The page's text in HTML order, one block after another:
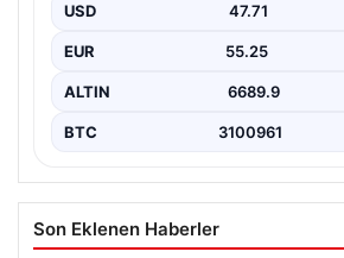
Beşiktaş Başkanı Serdal Adalı, futbol
önemli…
USD 47.71
EUR 55.25
ALTIN 6689.9
BTC 3100961
Son Eklenen Haberler